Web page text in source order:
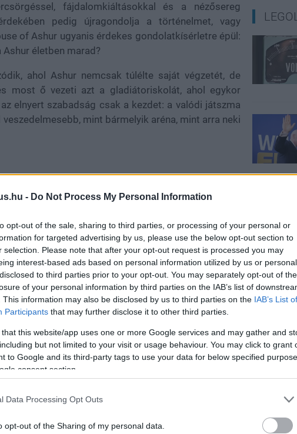
- Do Not Process My Personal Information
opt-out of the sale, sharing to third parties, or processing of your personal or
for targeted advertising by us, please use the below opt-out section to
selection. Please note that after your opt-out request is processed you may
interest-based ads based on personal information utilized by us or personal
to third parties prior to your opt-out. You may separately opt-out of the
of your personal information by third parties on the IAB’s list of
This information may also be disclosed by us to third parties on the IAB’s List of
Participants that may further disclose it to other third parties.
that this website/app uses one or more Google services and may gather and
but not limited to your visit or usage behaviour. You may click to grant
to Google and its third-party tags to use your data for below specified
consent section.
Data Processing Opt Outs
opt-out of the Sharing of my personal data.
fájdalomkiáltásokkal és a nézősereg
pedig újragondolja a történelmet, vagy
of Ashur ugyanis érdekes gondolatkísérletre épül:
életben marad?
ahol Ashur nemcsak túlélte saját végzetét, de
most ő vezeti azt a gladiátoriskolát, ahol egykor
elnyert szabadság csak a kezdet: a valódi játszma
mint bármelyik aréna, mint arra neki
címszereplő mellett olyan új karaktereket
az Achillia (Tenika Davis) nevű női gladiátor, aki
világában. De Graham McTavish, Jamaica
is fontos szerepet kapnak a történetben, amely a
.